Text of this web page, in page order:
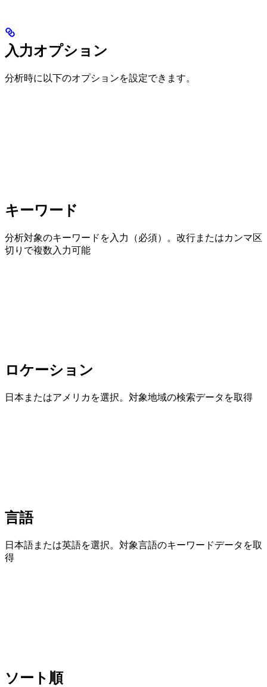
入力オプション
分析時に以下のオプションを設定できます。
キーワード
分析対象のキーワードを入力（必須）。改行またはカンマ区
切りで複数入力可能
ロケーション
日本またはアメリカを選択。対象地域の検索データを取得
言語
日本語または英語を選択。対象言語のキーワードデータを取
得
ソート順